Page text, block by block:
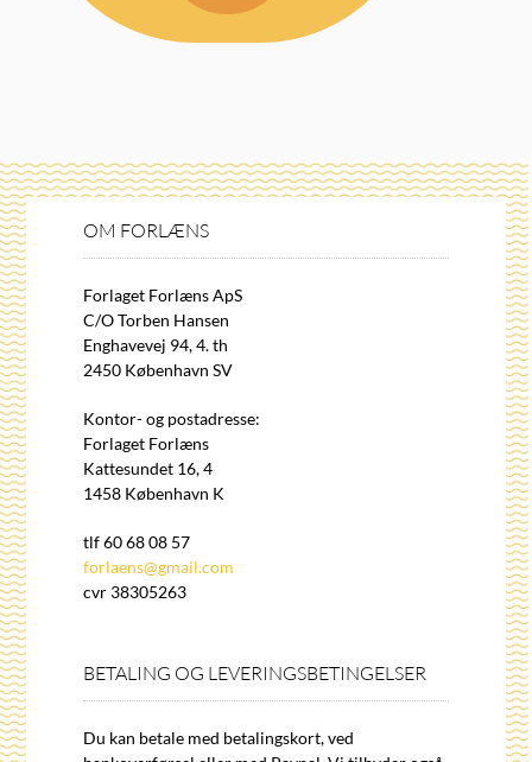
OM FORLÆNS
Forlaget Forlæns ApS
C/O Torben Hansen
Enghavevej 94, 4. th
2450 København SV
Kontor- og postadresse:
Forlaget Forlæns
Kattesundet 16, 4
1458 København K
tlf 60 68 08 57
forlaens@gmail.com
cvr 38305263
BETALING OG LEVERINGSBETINGELSER
Du kan betale med betalingskort, ved